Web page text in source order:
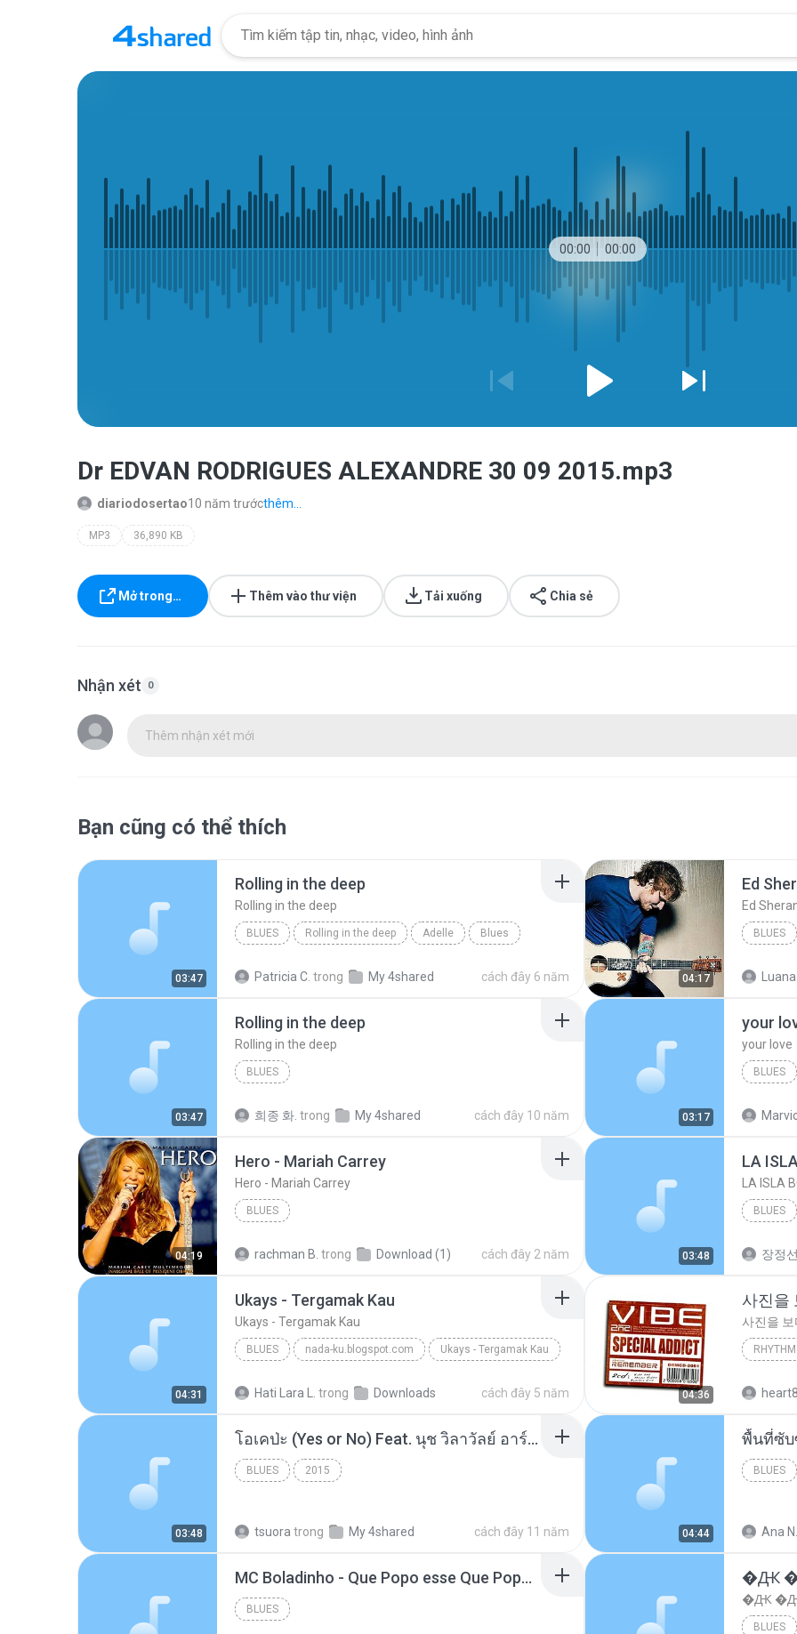
00:00 00:00
Dr EDVAN RODRIGUES ALEXANDRE 30 09 2015.mp3
diariodosertao10 năm trướcthêm...
MP3 36,890 KB
Mở trong… Thêm vào thư viện Tải xuống Chia sẻ
Nhận xét 0
Thêm nhận xét mới
Bạn cũng có thể thích
03:47
Rolling in the deep
Rolling in the deep
BLUES Rolling in the deep Adelle Blues
Patricia C. trong My 4shared cách đây 6 năm 04:17
Ed
Ed
BLUES
03:47
Rolling in the deep
Rolling in the deep
BLUES
희종 화. trong My 4shared cách đây 10 năm 03:17
your
your love
BLUES
04:19
Hero - Mariah Carrey
Hero - Mariah Carrey
BLUES
rachman B. trong Download (1) cách đây 2 năm 03:48
LA
LA ISLA
BLUES
장정선
04:31
Ukays - Tergamak Kau
Ukays - Tergamak Kau
BLUES nada-ku.blogspot.com Ukays - Tergamak Kau
Hati Lara L. trong Downloads cách đây 5 năm 04:36
사진을
사진을
03:48
โอเคป่ะ (Yes or No) Feat. นุช วิลาวัลย์ อาร์สยาม - Flame.mp3
BLUES 2015
tsuora trong My 4shared cách đây 11 năm 04:44
พื้นที่ซับ
BLUES
Ana N.
MC Boladinho - Que Popo esse Que Popo Gigante (DjWn) (áudio Oficial).mp3
BLUES
�Ԫ
�Ԫ
BLUES